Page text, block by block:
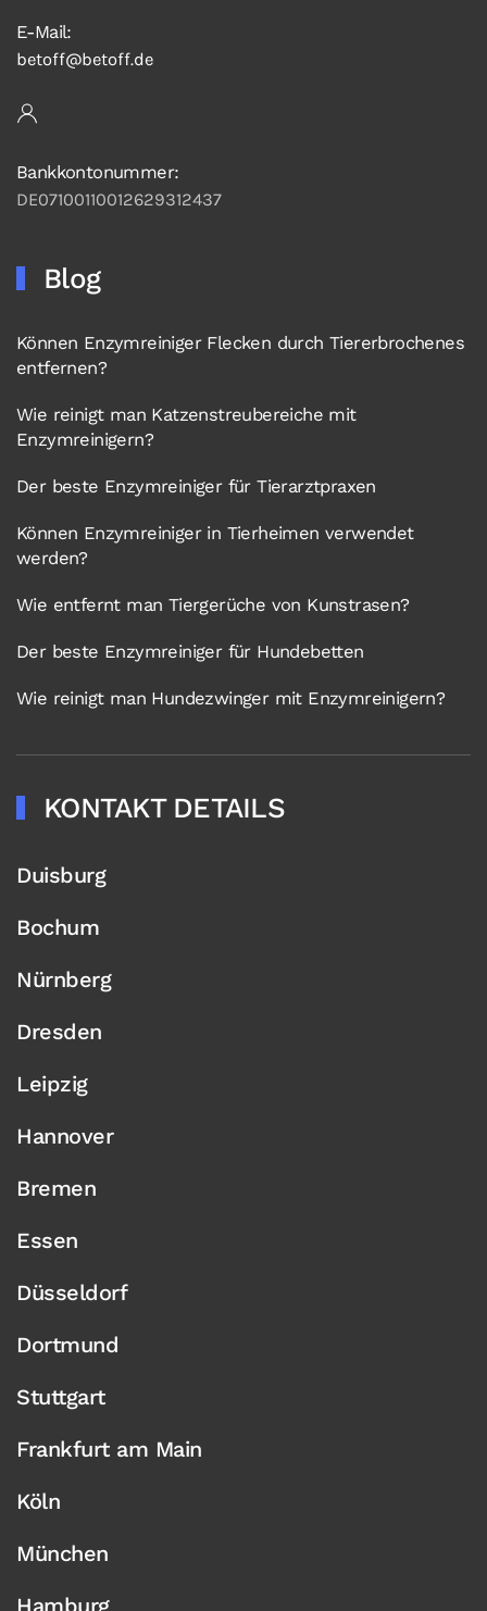
E-Mail:
betoff@betoff.de
Bankkontonummer:
DE07100110012629312437
Blog
Können Enzymreiniger Flecken durch Tiererbrochenes
entfernen?
Wie reinigt man Katzenstreubereiche mit
Enzymreinigern?
Der beste Enzymreiniger für Tierarztpraxen
Können Enzymreiniger in Tierheimen verwendet
werden?
Wie entfernt man Tiergerüche von Kunstrasen?
Der beste Enzymreiniger für Hundebetten
Wie reinigt man Hundezwinger mit Enzymreinigern?
KONTAKT DETAILS
Duisburg
Bochum
Nürnberg
Dresden
Leipzig
Hannover
Bremen
Essen
Düsseldorf
Dortmund
Stuttgart
Frankfurt am Main
Köln
München
Hamburg